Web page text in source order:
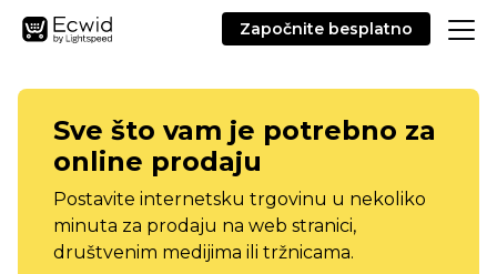
Započnite besplatno
Sve što vam je potrebno za
online prodaju
Postavite internetsku trgovinu u nekoliko
minuta za prodaju na web stranici,
društvenim medijima ili tržnicama.